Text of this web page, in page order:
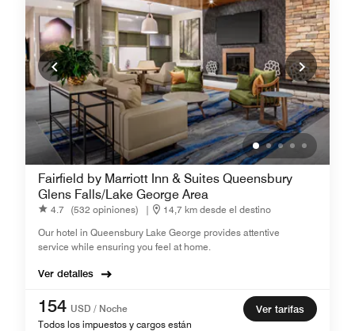
Fairfield by Marriott Inn & Suites Queensbury
Glens Falls/Lake George Area
4.7 (532 opiniones) |
14,7 km desde el destino
Our hotel in Queensbury Lake George provides attentive
service while ensuring you feel at home.
Ver detalles
154 USD / Noche
Todos los impuestos y cargos están
Ver tarifas